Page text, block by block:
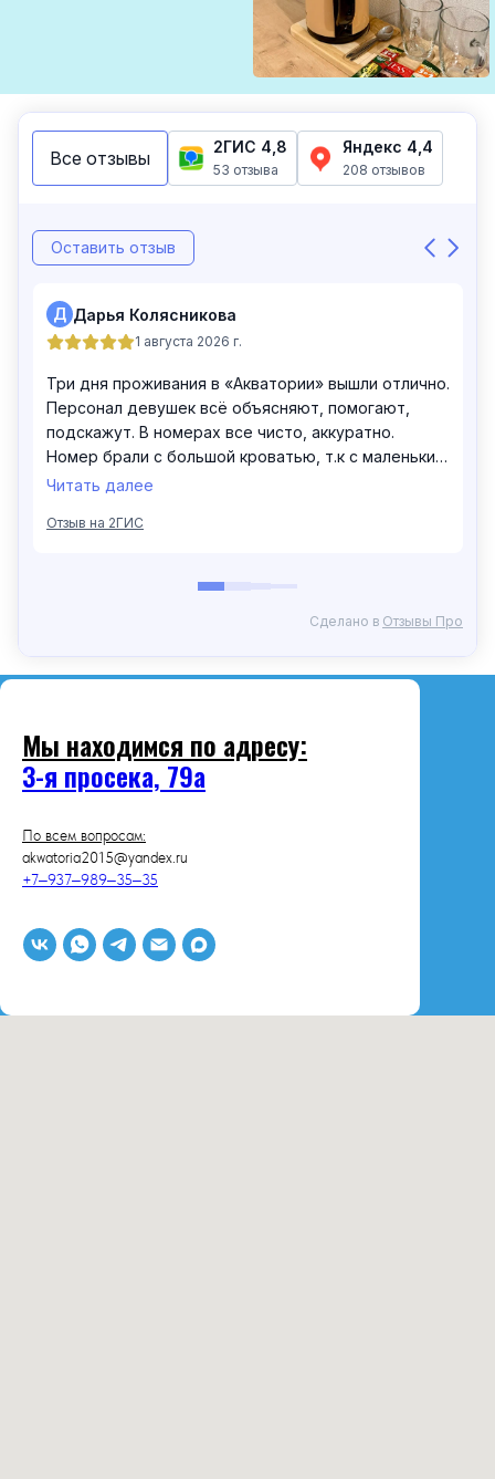
Мы находимся по адресу:
3-я просека, 79а
По всем вопросам:
akwatoria2015@yandex.ru
+7‒937‒989‒35‒35